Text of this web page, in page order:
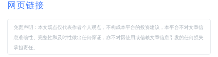
网页链接
免责声明：本文观点仅代表作者个人观点，不构成本平台的投资建议，本平台不对文章信
息准确性、完整性和及时性做出任何保证，亦不对因使用或信赖文章信息引发的任何损失
承担责任。